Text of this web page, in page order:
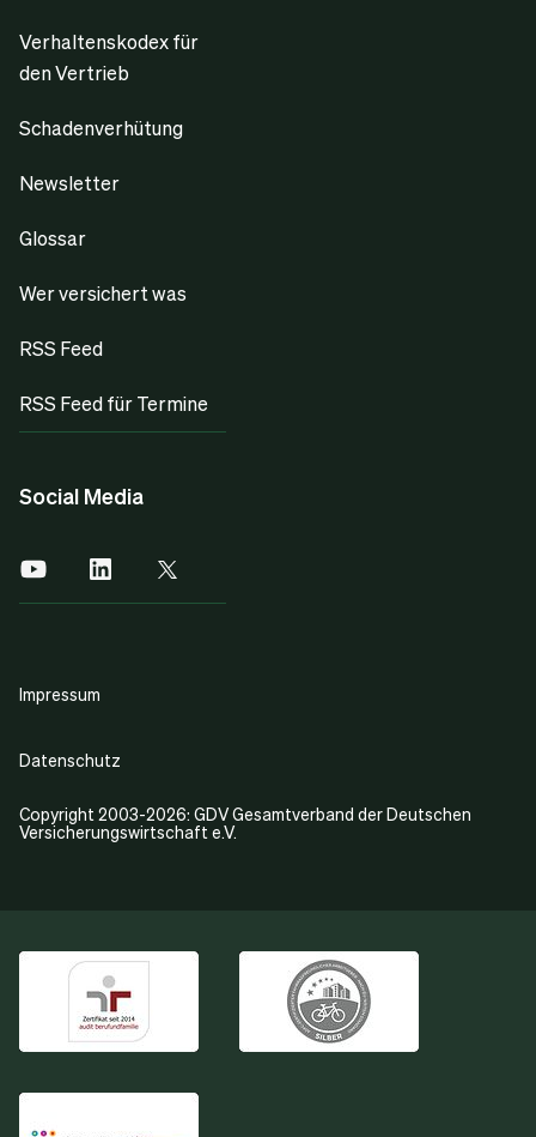
Verhaltenskodex für
den Vertrieb
Schadenverhütung
Newsletter
Glossar
Wer versichert was
RSS Feed
RSS Feed für Termine
Social Media
Copyright 2003-2026: GDV Gesamtverband der Deutschen
Versicherungswirtschaft e.V.
Impressum
Datenschutz